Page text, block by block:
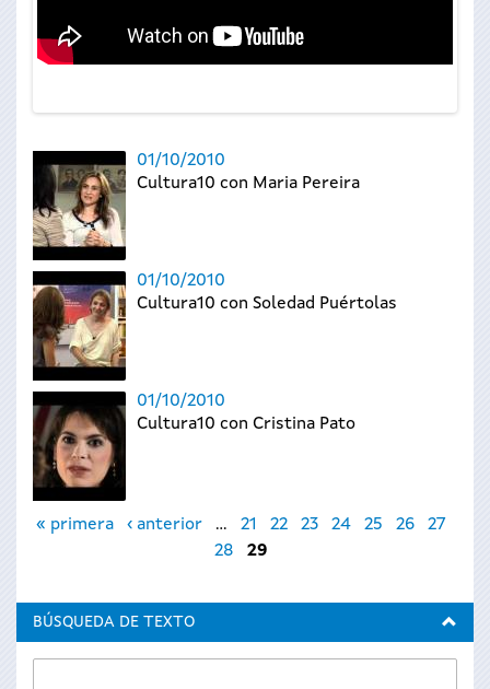
01/10/2010
Cultura10 con Maria Pereira
01/10/2010
Cultura10 con Soledad Puértolas
01/10/2010
Cultura10 con Cristina Pato
Páginas
« primera ‹ anterior … 21 22 23 24 25 26
27
28
29
BÚSQUEDA DE TEXTO